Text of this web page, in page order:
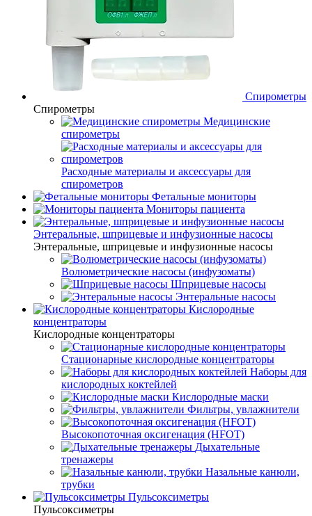
Спирометры
Спирометры
Медицинские
спирометры
Расходные материалы и аксессуары для
спирометров
Фетальные мониторы
Мониторы пациента
Энтеральные, шприцевые и инфузионные насосы
Энтеральные, шприцевые и инфузионные насосы
Волюметрические насосы (инфузоматы)
Шприцевые насосы
Энтеральные насосы
Кислородные
концентраторы
Кислородные концентраторы
Стационарные кислородные концентраторы
Наборы для
кислородных коктейлей
Кислородные маски
Фильтры, увлажнители
Высокопоточная оксигенация (HFOT)
Дыхательные
тренажеры
Назальные канюли,
трубки
Пульсоксиметры
Пульсоксиметры